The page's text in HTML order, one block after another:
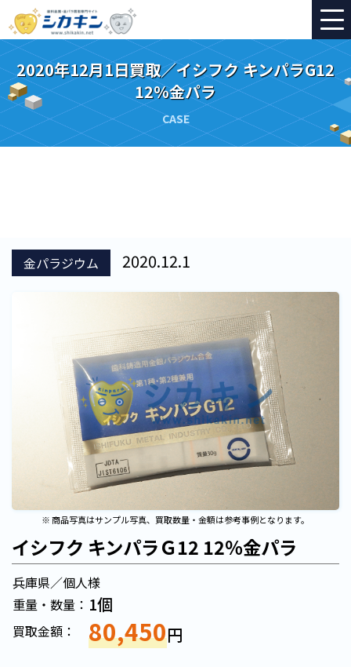
2020年12月1日買取／イシフク キンパラG12
12％金パラ
CASE
金パラジウム 2020.12.1
※ 商品写真はサンプル写真、買取数量・金額は参考事例となります。
イシフク キンパラＧ12 12％金パラ
兵庫県／個人様
重量・数量： 1個
買取金額： 80,450円